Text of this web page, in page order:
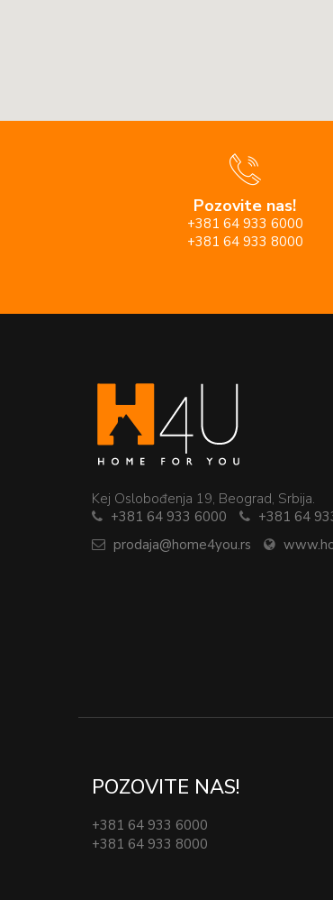
Pozovite nas!
+381 64 933 6000
+381 64 933 8000
Kej Oslobođenja 19, Beograd, Srbija.
+381 64 933 6000
+381 64
prodaja@home4you.rs
POZOVITE NAS!
+381 64 933 6000
+381 64 933 8000